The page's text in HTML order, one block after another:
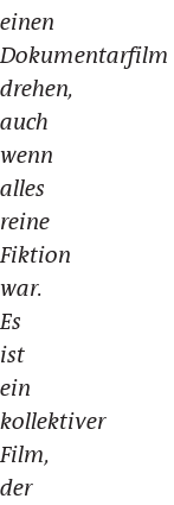
einen
Dokumentarfilm
drehen,
auch
wenn
alles
reine
Fiktion
war.
Es
ist
ein
kollektiver
Film,
der